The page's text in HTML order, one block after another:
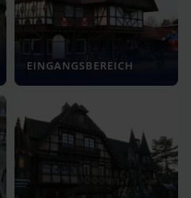
EINGANGSBEREICH